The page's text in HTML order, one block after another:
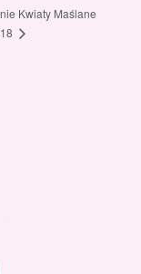
Kwiaty Maślane